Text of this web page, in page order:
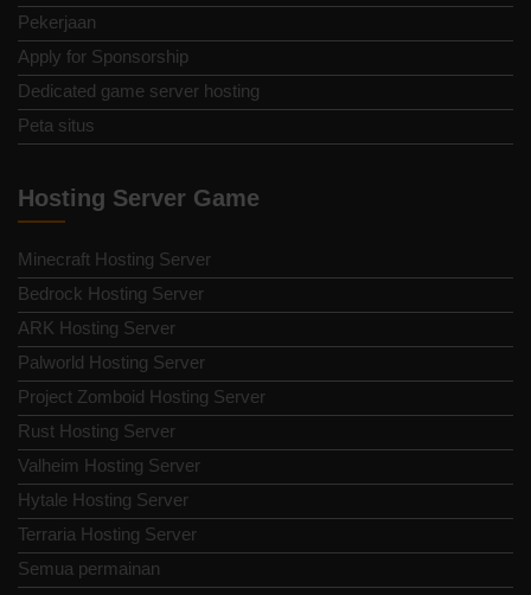
Pekerjaan
Apply for Sponsorship
Dedicated game server hosting
Peta situs
Hosting Server Game
Minecraft Hosting Server
Bedrock Hosting Server
ARK Hosting Server
Palworld Hosting Server
Project Zomboid Hosting Server
Rust Hosting Server
Valheim Hosting Server
Hytale Hosting Server
Terraria Hosting Server
Semua permainan